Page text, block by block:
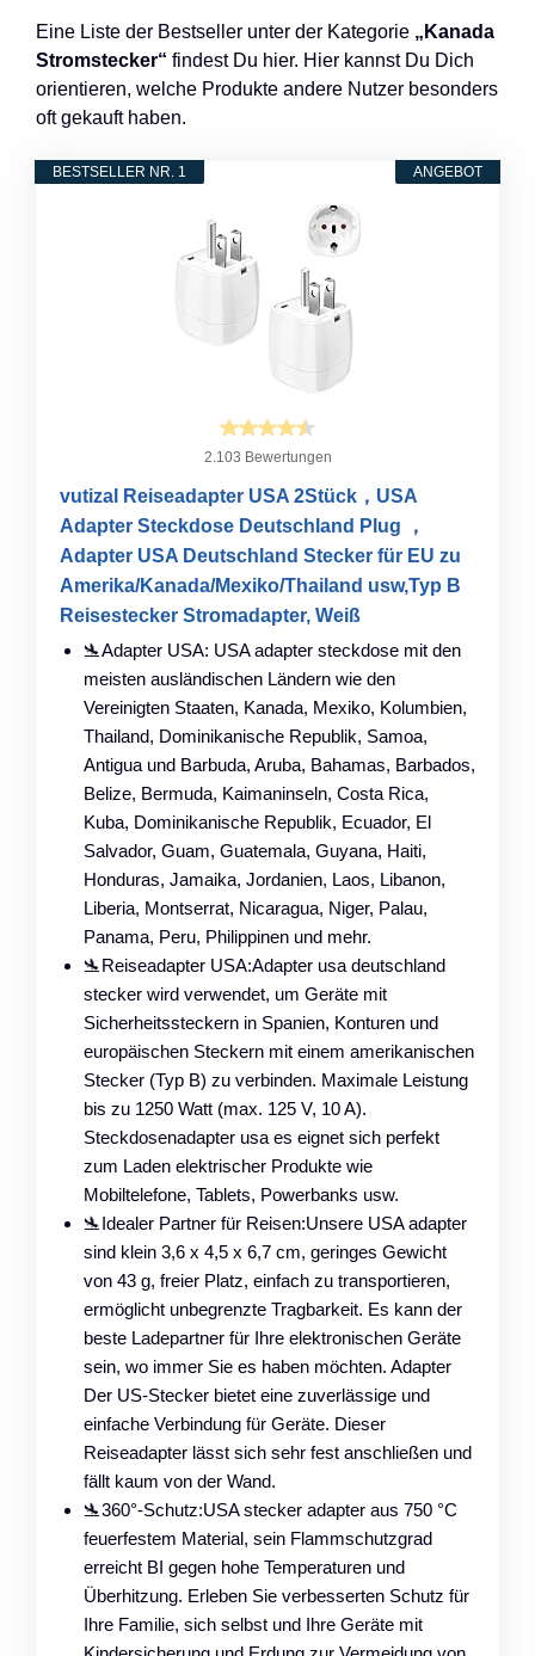
Eine Liste der Bestseller unter der Kategorie „Kanada
Stromstecker“ findest Du hier. Hier kannst Du Dich
orientieren, welche Produkte andere Nutzer besonders
oft gekauft haben.
ANGEBOT
BESTSELLER NR. 1
2.103 Bewertungen
vutizal Reiseadapter USA 2Stück，USA
Adapter Steckdose Deutschland Plug ，
Adapter USA Deutschland Stecker für EU zu
Amerika/Kanada/Mexiko/Thailand usw,Typ B
Reisestecker Stromadapter, Weiß
🛬Adapter USA: USA adapter steckdose mit den
meisten ausländischen Ländern wie den
Vereinigten Staaten, Kanada, Mexiko, Kolumbien,
Thailand, Dominikanische Republik, Samoa,
Antigua und Barbuda, Aruba, Bahamas, Barbados,
Belize, Bermuda, Kaimaninseln, Costa Rica,
Kuba, Dominikanische Republik, Ecuador, El
Salvador, Guam, Guatemala, Guyana, Haiti,
Honduras, Jamaika, Jordanien, Laos, Libanon,
Liberia, Montserrat, Nicaragua, Niger, Palau,
Panama, Peru, Philippinen und mehr.
🛬Reiseadapter USA:Adapter usa deutschland
stecker wird verwendet, um Geräte mit
Sicherheitssteckern in Spanien, Konturen und
europäischen Steckern mit einem amerikanischen
Stecker (Typ B) zu verbinden. Maximale Leistung
bis zu 1250 Watt (max. 125 V, 10 A).
Steckdosenadapter usa es eignet sich perfekt
zum Laden elektrischer Produkte wie
Mobiltelefone, Tablets, Powerbanks usw.
🛬Idealer Partner für Reisen:Unsere USA adapter
sind klein 3,6 x 4,5 x 6,7 cm, geringes Gewicht
von 43 g, freier Platz, einfach zu transportieren,
ermöglicht unbegrenzte Tragbarkeit. Es kann der
beste Ladepartner für Ihre elektronischen Geräte
sein, wo immer Sie es haben möchten. Adapter
Der US-Stecker bietet eine zuverlässige und
einfache Verbindung für Geräte. Dieser
Reiseadapter lässt sich sehr fest anschließen und
fällt kaum von der Wand.
🛬360°-Schutz:USA stecker adapter aus 750 °C
feuerfestem Material, sein Flammschutzgrad
erreicht BI gegen hohe Temperaturen und
Überhitzung. Erleben Sie verbesserten Schutz für
Ihre Familie, sich selbst und Ihre Geräte mit